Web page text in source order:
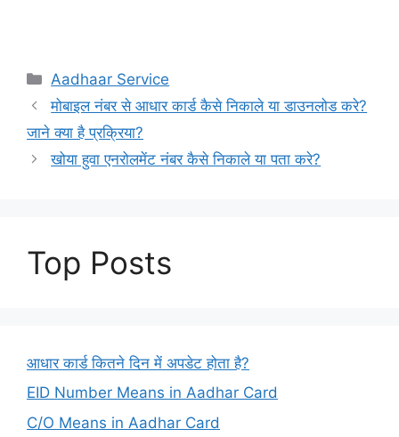
Categories
Aadhaar Service
मोबाइल नंबर से आधार कार्ड कैसे निकाले या डाउनलोड करे?
जाने क्या है प्रक्रिया?
खोया हुवा एनरोलमेंट नंबर कैसे निकाले या पता करे?
Top Posts
आधार कार्ड कितने दिन में अपडेट होता है?
EID Number Means in Aadhar Card
C/O Means in Aadhar Card